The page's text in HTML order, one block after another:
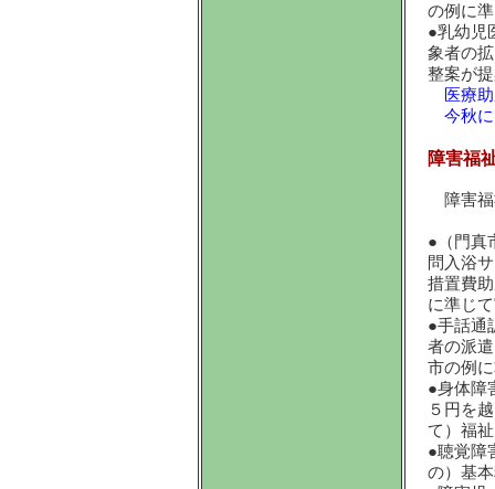
の例に
●乳幼児
象者の
整案が
医療
今秋に
障害福
障害福
●（門真
問入浴
措置費
に準じ
●手話通
者の派
市の例
●身体障
５円を
て）福
●聴覚障
の）基